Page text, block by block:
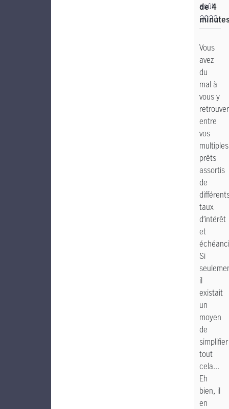
de 4
août
2023
Vous
avez
du
mal à
vous y
retrouver
entre
vos
multiples
prêts
assortis
de
taux
d’intérêt
et
Si
il
existait
un
moyen
de
simplifier
tout
cela...
Eh
bien, il
en